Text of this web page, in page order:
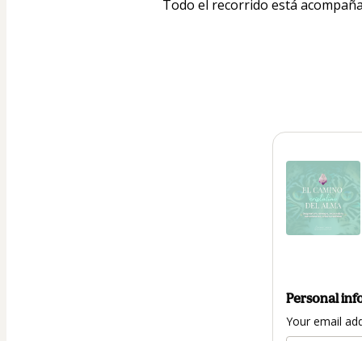
Todo el recorrido está
Personal
Your email